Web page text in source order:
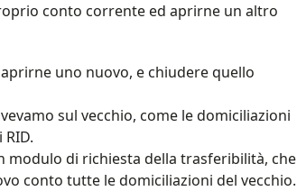
conto corrente ed aprirne un altro
uno nuovo, e chiudere quello
sul vecchio, come le domiciliazioni
modulo di richiesta della trasferibilità, che
conto tutte le domiciliazioni del vecchio.